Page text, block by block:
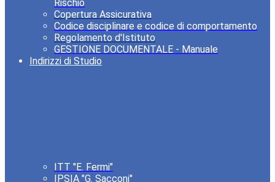
Rischio
Copertura Assicurativa
Codice disciplinare e codice di comportamento
Regolamento d'Istituto
GESTIONE DOCUMENTALE - Manuale
Indirizzi di Studio
ITT "E. Fermi"
IPSIA "G. Sacconi"